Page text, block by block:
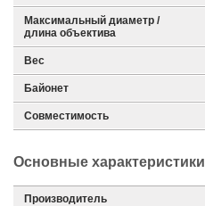
Максимальный диаметр /
длина объектива
Вес
Байонет
Совместимость
Основные характеристики
Производитель